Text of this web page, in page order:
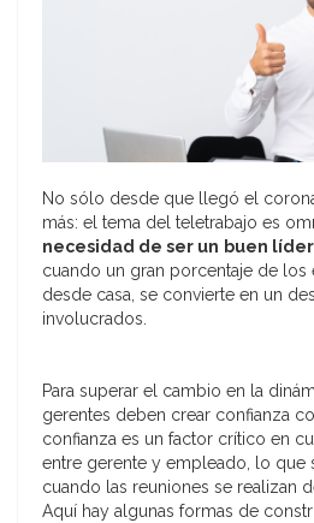
No sólo desde que llegó el
más: el tema del teletrabajo es
necesidad de ser un buen líder
cuando un gran porcentaje de los
desde casa, se convierte en un
involucrados.
Para superar el cambio en la
gerentes deben crear confianza
confianza es un factor crítico en
entre gerente y empleado, lo que
cuando las reuniones se realizan
Aquí hay algunas formas de